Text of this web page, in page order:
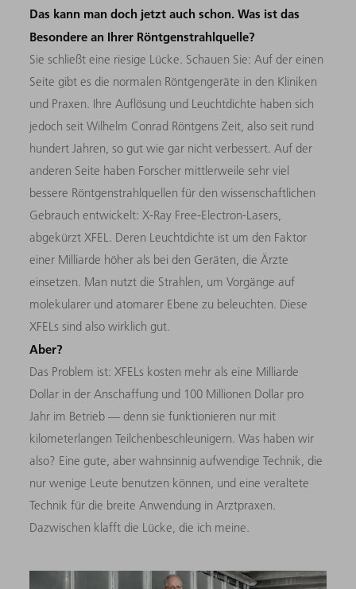
Das kann man doch jetzt auch schon. Was ist das
Besondere an Ihrer Röntgenstrahlquelle?
Sie schließt eine riesige Lücke. Schauen Sie: Auf der einen
Seite gibt es die normalen Röntgengeräte in den Kliniken
und Praxen. Ihre Auflösung und Leuchtdichte haben sich
jedoch seit Wilhelm Conrad Röntgens Zeit, also seit rund
hundert Jahren, so gut wie gar nicht verbessert. Auf der
anderen Seite haben Forscher mittlerweile sehr viel
bessere Röntgenstrahlquellen für den wissenschaftlichen
Gebrauch entwickelt: X-Ray Free-Electron-Lasers,
abgekürzt XFEL. Deren Leuchtdichte ist um den Faktor
einer Milliarde höher als bei den Geräten, die Ärzte
einsetzen. Man nutzt die Strahlen, um Vorgänge auf
molekularer und atomarer Ebene zu beleuchten. Diese
XFELs sind also wirklich gut.
Aber?
Das Problem ist: XFELs kosten mehr als eine Milliarde
Dollar in der Anschaffung und 100 Millionen Dollar pro
Jahr im Betrieb — denn sie funktionieren nur mit
kilometerlangen Teilchenbeschleunigern. Was haben wir
also? Eine gute, aber wahnsinnig aufwendige Technik, die
nur wenige Leute benutzen können, und eine veraltete
Technik für die breite Anwendung in Arztpraxen.
Dazwischen klafft die Lücke, die ich meine.